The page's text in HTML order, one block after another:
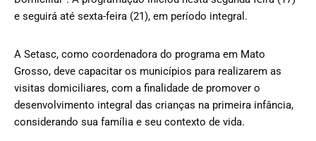
e seguirá até sexta-feira (21), em período integral.
A Setasc, como coordenadora do programa em Mato
Grosso, deve capacitar os municípios para realizarem as
visitas domiciliares, com a finalidade de promover o
desenvolvimento integral das crianças na primeira infância,
considerando sua família e seu contexto de vida.